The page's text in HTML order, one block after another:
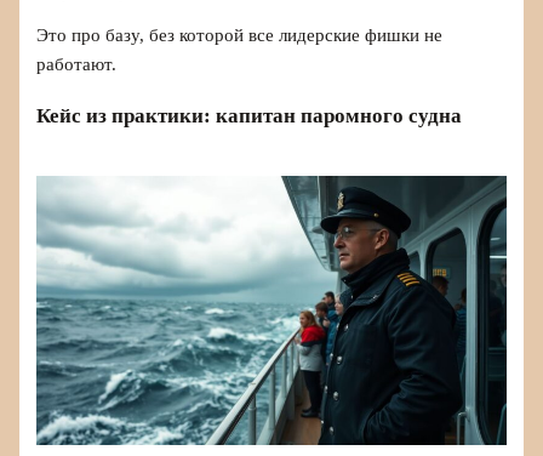
Это про базу, без которой все лидерские фишки не
работают.
Кейс из практики: капитан паромного судна